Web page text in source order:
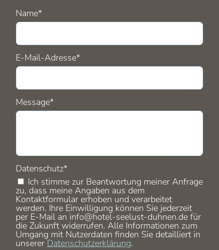
Pflichtfeld
Name*
Pflichtfeld
E-Mail-Adresse*
Pflichtfeld
Message*
Pflichtfeld
Datenschutz*
Ich stimme zur Beantwortung meiner Anfrage
zu, dass meine Angaben aus dem
Kontaktformular erhoben und verarbeitet
werden. Ihre Einwilligung können Sie jederzeit
per E-Mail an info@hotel-seelust-duhnen.de für
die Zukunft widerrufen. Alle Informationen zum
Umgang mit Nutzerdaten finden Sie detailliert in
unsererDatenschutzerklärung.